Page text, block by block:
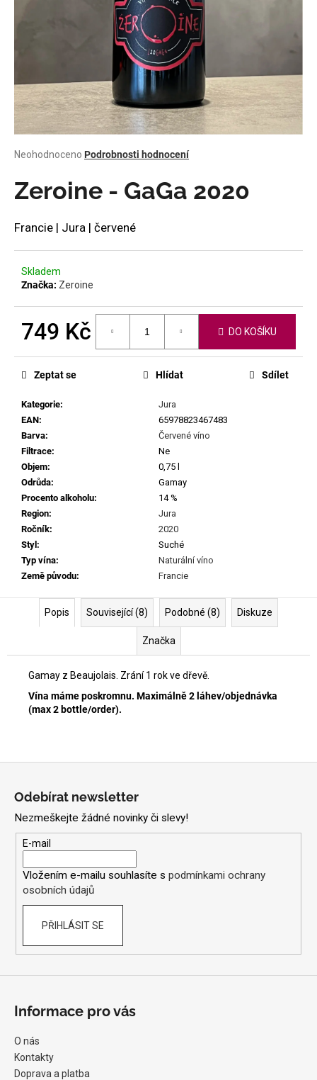
Průměrné
produktu
je
z
5
hvězdiček.
Neohodnoceno Podrobnosti hodnocení
Zeroine - GaGa 2020
Francie | Jura | červené
Skladem
Značka: Zeroine
749 Kč DO KOŠÍKU
Kategorie:
Jura
EAN:
65978823467483
Barva:
Červené víno
Filtrace:
Ne
Objem:
0,75 l
Odrůda:
Gamay
Procento alkoholu:
14 %
Region:
Jura
Ročník:
2020
Styl :
Suché
Typ vína:
Naturální víno
Země původu: Francie
Zeptat se Hlídat Sdílet
Popis Související (8) Podobné (8) Diskuze
Značka
Gamay z Beaujolais. Zrání 1 rok ve dřevě.
Vína máme poskromnu. Maximálně 2 láhev/objednávka
(max 2 bottle/order).
a
?
D
o
u
m
e
SEPP
MUSTER
GRAF
SAUVIGNON
2022
929
Kč
Odebírat newsletter
Nezmeškejte žádné novinky či slevy!
E-mail
Vložením e-mailu souhlasíte s podmínkami ochrany
osobních údajů
PŘIHLÁSIT SE
Informace pro vás
O nás
Kontakty
Doprava a platba